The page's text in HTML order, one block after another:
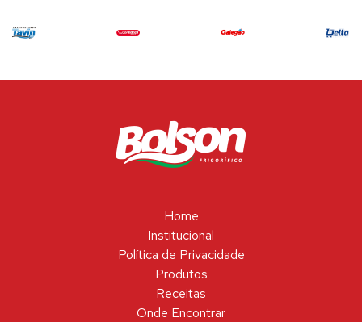
Home
Institucional
Política de Privacidade
Produtos
Receitas
Onde Encontrar